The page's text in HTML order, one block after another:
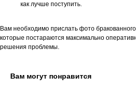
как лучше поступить.
Вам необходимо прислать фото
которые постараются максимально
решения проблемы.
Вам могут понравится